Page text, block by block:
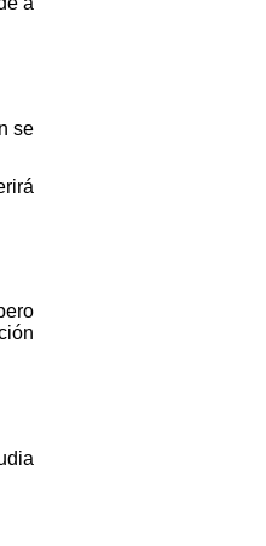
se